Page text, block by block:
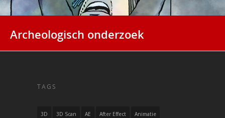
Archeologisch onderzoek
TAGS
3D 3D Scan AE After Effect Animatie